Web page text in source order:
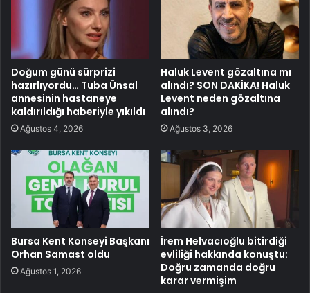
Doğum günü sürprizi
hazırlıyordu… Tuba Ünsal
annesinin hastaneye
kaldırıldığı haberiyle yıkıldı
Ağustos 4, 2026
Haluk Levent gözaltına mı
alındı? SON DAKİKA! Haluk
Levent neden gözaltına
alındı?
Ağustos 3, 2026
Bursa Kent Konseyi Başkanı
Orhan Samast oldu
Ağustos 1, 2026
İrem Helvacıoğlu bitirdiği
evliliği hakkında konuştu:
Doğru zamanda doğru
karar vermişim